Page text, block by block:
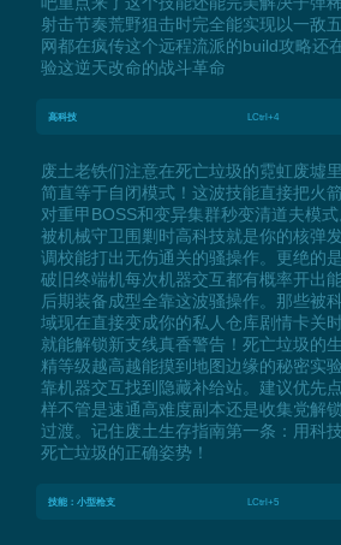
射击节奏荒野狙击时完全能实现以一敌
网都在疯传这个远程流派的build攻略还
验这逆天改命的战斗革命
高科技 LCtrl+4
废土老铁们注意在死亡垃圾的霓虹废墟
简直等于自闭模式！这波技能直接把火
对重甲BOSS和变异集群秒变清道夫模
被机械守卫围剿时高科技就是你的核弹
调校能打出无伤通关的骚操作。更绝的
破旧终端机每次机器交互都有概率开出
后期装备成型全靠这波骚操作。那些被
域现在直接变成你的私人仓库剧情卡关
就能解锁新支线真香警告！死亡垃圾的
精等级越高越能摸到地图边缘的秘密实
靠机器交互找到隐藏补给站。建议优先
样不管是速通高难度副本还是收集党解
过渡。记住废土生存指南第一条：用科
死亡垃圾的正确姿势！
技能：小型枪支 LCtrl+5